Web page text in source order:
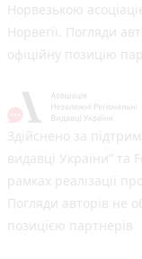
Норвезькою
Норвегії. Погляди
офіційну позицію
Здійснено за
видавці України”
рамках реалізації
Погляди авторів не
позицією партнерів